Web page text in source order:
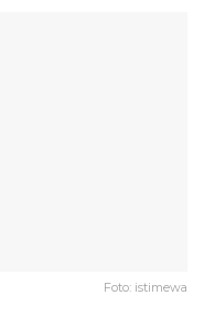
Foto: istimewa